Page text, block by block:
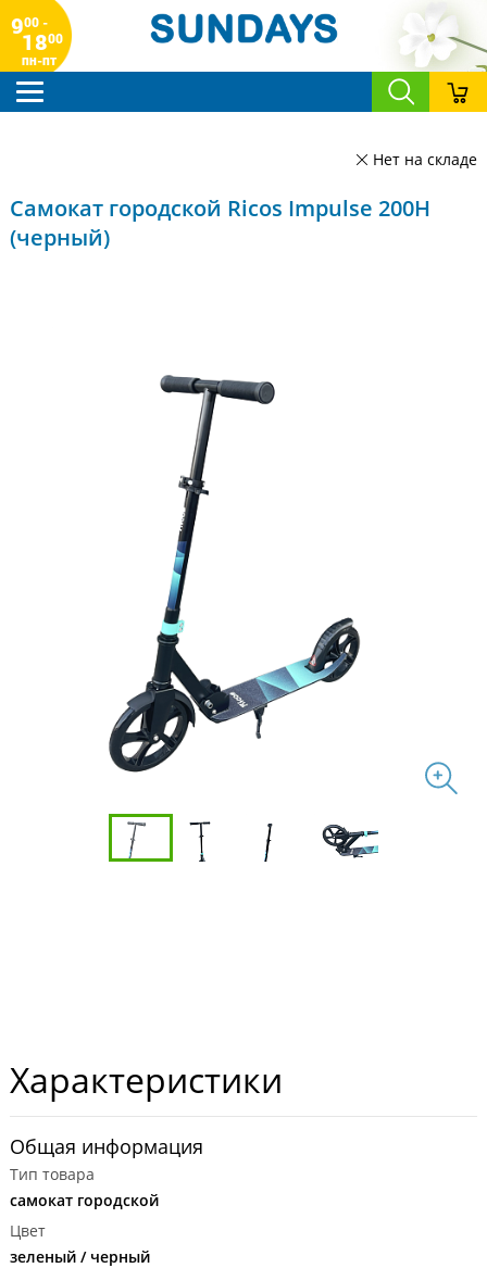
900 -
1800
пн-пт
Нет на складе
Самокат городской Ricos Impulse 200H
(черный)
Характеристики
Общая информация
Тип товара
самокат городской
Цвет
зеленый / черный